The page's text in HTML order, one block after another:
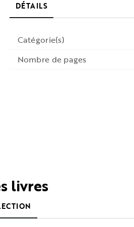
DÉTAILS
Catégorie(s)
Nombre de pages
livres